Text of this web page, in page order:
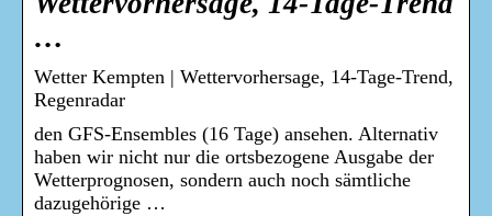
…
Wetter Kempten | Wettervorhersage, 14-Tage-Trend,
Regenradar
den GFS-Ensembles (16 Tage) ansehen. Alternativ
haben wir nicht nur die ortsbezogene Ausgabe der
Wetterprognosen, sondern auch noch sämtliche
dazugehörige …